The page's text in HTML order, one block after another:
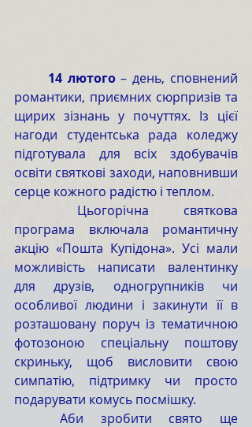
	14 лютого
– день, сповнений
романтики, приємних сюрпризів та
щирих зізнань у почуттях. Із цієї
нагоди студентська рада коледжу
підготувала для всіх здобувачів
освіти святкові заходи, наповнивши
серце кожного радістю і теплом.
програма включала романтичну
акцію «Пошта Купідона». Усі мали
можливість написати валентинку
для друзів, одногрупників чи
особливої людини і закинути її в
розташовану поруч із тематичною
фотозоною спеціальну поштову
скриньку, щоб висловити свою
симпатію, підтримку чи просто
подарувати комусь посмішку.